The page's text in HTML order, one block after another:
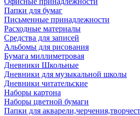
Папки для бумаг
Письменные принадлежности
Расходные материалы
Средства для записей
Альбомы для рисования
Бумага миллиметровая
Дневники Школьные
Дневники для музыкальной школы
Дневники читательские
Наборы картона
Наборы цветной бумаги
Папки для